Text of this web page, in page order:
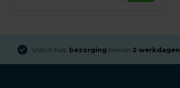
Snel in huis: bezorging binnen 2 werkdagen